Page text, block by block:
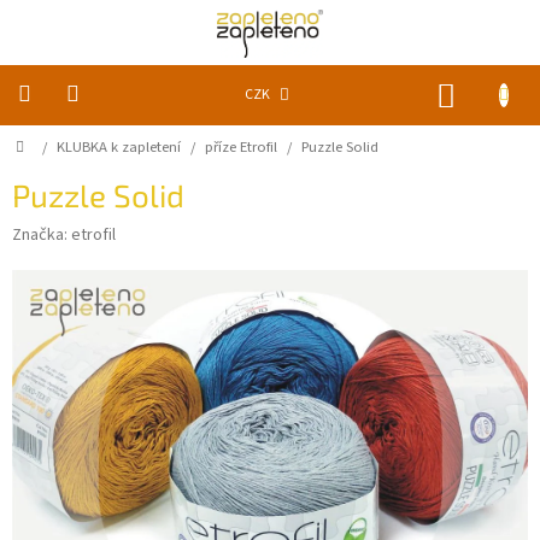
CZK
KLUBKA
zapletení
Pomůcky
Doplňky
Vychytávky
Časopisy,
knihy
Domů
/ KLUBKA k zapletení / příze Etrofil / Puzzle Solid
Puzzle Solid
Značka: etrofil